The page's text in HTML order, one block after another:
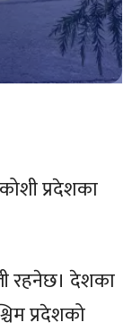
प्रदेशका
रहनेछ। देशका
प्रदेशको